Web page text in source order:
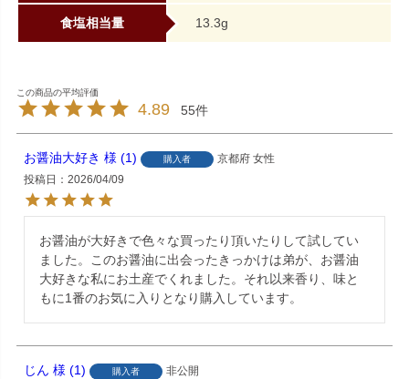
食塩相当量 13.3g
4.89 55
お醤油大好き 1 購入者 京都府 女性
投稿日
2026/04/09
お醤油が大好きで色々な買ったり頂いたりして試してい
ました。このお醤油に出会ったきっかけは弟が、お醤油
大好きな私にお土産でくれました。それ以来香り、味と
もに1番のお気に入りとなり購入しています。
じん 1 購入者
非公開